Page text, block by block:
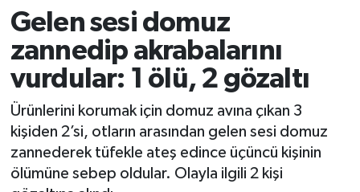
Gelen sesi domuz
zannedip akrabalarını
vurdular: 1 ölü, 2 gözaltı
Ürünlerini korumak için domuz avına çıkan 3
kişiden 2’si, otların arasından gelen sesi domuz
zannederek tüfekle ateş edince üçüncü kişinin
ölümüne sebep oldular. Olayla ilgili 2 kişi
Siyaset
Ekonomi
Eğitim
Kültür Sanat
Aydin Namaz Vakitleri
Aydın Trafik Yoğunluk Haritası
Süper Lig Puan Durumu ve Fikstür
Tüm Manşetler
Son Dakika Haberleri